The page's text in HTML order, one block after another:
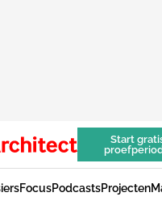
Start
FocusPodcastsProjecten